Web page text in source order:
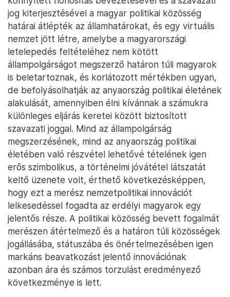
jog kiterjesztésével a magyar politikai közösség
határai átlépték az államhatárokat, és egy virtuális
nemzet jött létre, amelybe a magyarországi
letelepedés feltételéhez nem kötött
állampolgárságot megszerző határon túli magyarok
is beletartoznak, és korlátozott mértékben ugyan,
de befolyásolhatják az anyaország politikai életének
alakulását, amennyiben élni kívánnak a számukra
különleges eljárás keretei között biztosított
szavazati joggal. Mind az állampolgárság
megszerzésének, mind az anyaország politikai
életében való részvétel lehetővé tételének igen
erős szimbolikus, a történelmi jóvátétel látszatát
keltő üzenete volt, érthető következésképpen,
hogy ezt a merész nemzetpolitikai innovációt
lelkesedéssel fogadta az erdélyi magyarok egy
jelentős része. A politikai közösség bevett fogalmát
merészen átértelmező és a határon túli közösségek
jogállásába, státuszába és önértelmezésében igen
markáns beavatkozást jelentő innovációnak
azonban ára és számos torzulást eredményező
következménye is lett.